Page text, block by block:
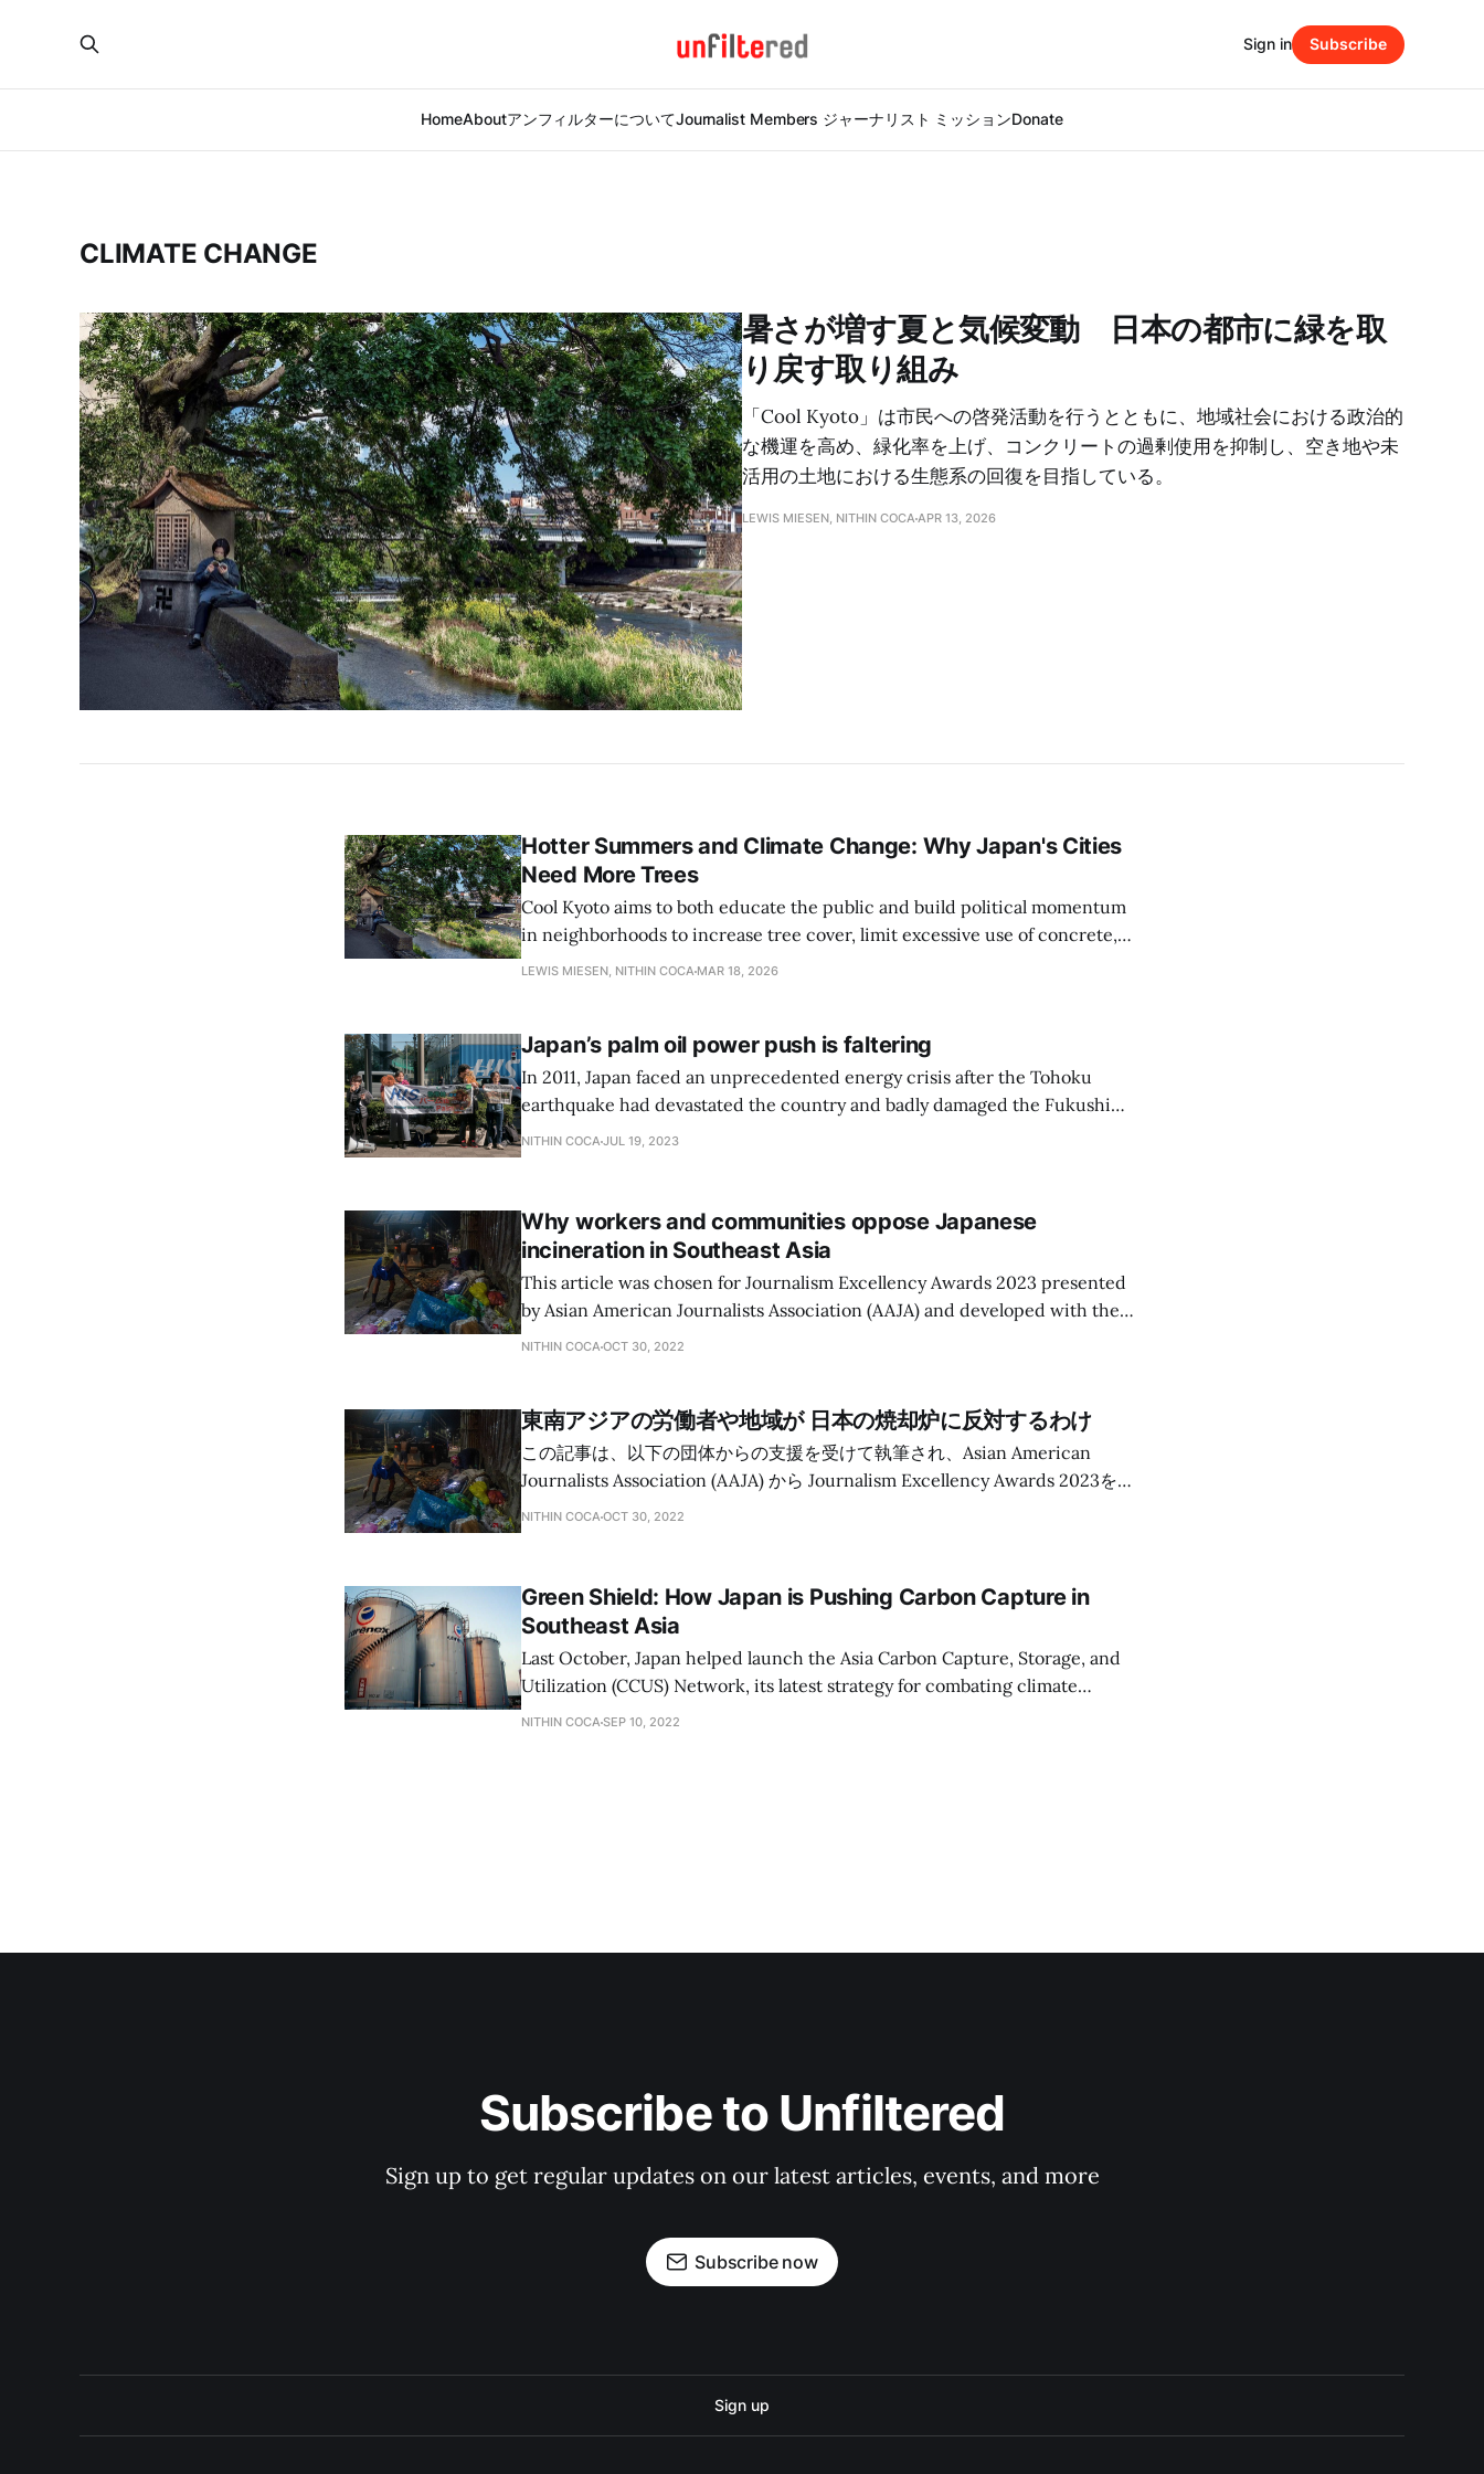
HomeAboutアンフィルターについてJournalist Members ジャーナリスト ミッションDonate
Sign in Subscribe
CLIMATE CHANGE
暑さが増す夏と気候変動 日本の都市に緑を取
り戻す取り組み
「Cool Kyoto」は市民への啓発活動を行うとともに、地域社会における政治的
な機運を高め、緑化率を上げ、コンクリートの過剰使用を抑制し、空き地や未
活用の土地における生態系の回復を目指している。
LEWIS MIESEN, NITHIN COCAAPR 13, 2026
Hotter Summers and Climate Change: Why Japan's Cities
Need More Trees
Cool Kyoto aims to both educate the public and build political momentum
in neighborhoods to increase tree cover, limit excessive use of concrete,
and restore ecosystems in vacant or underused areas.
LEWIS MIESEN, NITHIN COCA MAR 18, 2026
Japan’s palm oil power push is faltering
In 2011, Japan faced an unprecedented energy crisis after the Tohoku
earthquake had devastated the country and badly damaged the Fukushima
Daiichi Nuclear Power Plant. The country’s entire nuclear fleet – 54 plants
NITHIN COCAJUL 19, 2023
Why workers and communities oppose Japanese
incineration in Southeast Asia
This article was chosen for Journalism Excellency Awards 2023 presented
by Asian American Journalists Association (AAJA) and developed with the
support of JournalismFund.eu . Ever wondered why the world’s largest
NITHIN COCAOCT 30, 2022
東南アジアの労働者や地域が 日本の焼却炉に反対するわけ
この記事は、以下の団体からの支援を受けて執筆され、Asian American
Journalists Association (AAJA) から Journalism Excellency Awards 2023を受
賞しています。 渡辺歩さんは、東京都の清掃労働者だ。毎朝、都内の渋滞を
多い可燃ごみを回収する。 薄いプラごみや布、汚れた紙製品などの有機物
は、都内の清掃工場へと運ばれる。この工場は、東京23区清掃一部事務組合
が操業する。東京23区内では、工場がない中野区や荒川区、工場が2つある練
馬区や世田谷区もあり、清掃工場は全部で21区に位置する。大阪で1960年代
に近代的なごみ焼却場が操業して以来、70～80年代にかけての急速な経済発
展とごみの増大に伴って、日本では大半のごみが焼却されてきた。 リサイク
NITHIN COCAOCT 30, 2022
Green Shield: How Japan is Pushing Carbon Capture in
Southeast Asia
Last October, Japan helped launch the Asia Carbon Capture, Storage, and
Utilization (CCUS) Network, its latest strategy for combating climate
change. But the project, heavily backed by Japan’s Ministry of Economy,
NITHIN COCASEP 10, 2022
Subscribe to Unfiltered
Sign up to get regular updates on our latest articles, events, and more
Subscribe now
Sign up